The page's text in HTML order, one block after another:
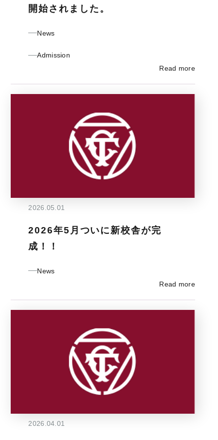
開始されました。
News
Admission
Read more
2026.05.01
2026年5月ついに新校舎が完
成！！
News
Read more
2026.04.01